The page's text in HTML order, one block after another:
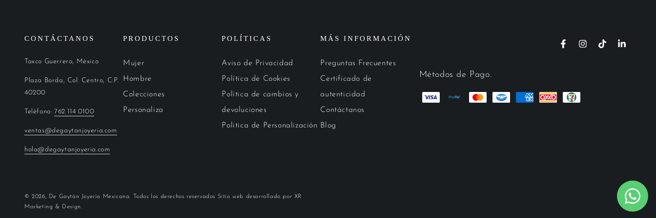
CONTÁCTANOS
Taxco Guerrero, México
Plaza Borda, Col. Centro, C.P.
40200
Teléfono: 762 114 0100
ventas@degaytanjoyeria.com
hola@degaytanjoyeria.com
PRODUCTOS
Mujer
Hombre
Colecciones
Personaliza
POLÍTICAS
Aviso de Privacidad
Política de Cookies
Política de cambios y
devoluciones
Politica de Personalización
MÁS INFORMACIÓN
Preguntas Frecuentes
Certificado de
autenticidad
Contáctanos
Blog
FacebookInstagramTikTokLinkedIn
Métodos de Pago.
© 2026, De Gaytán Joyería Mexicana. Todos los derechos reservados Sitio web desarrollado por XR
Marketing & Design.